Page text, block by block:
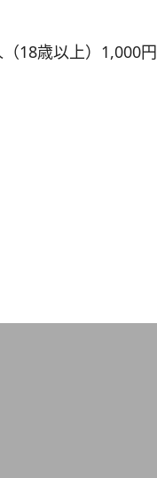
18歳以上）1,000円